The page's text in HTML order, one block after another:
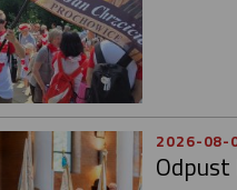
2026-08-